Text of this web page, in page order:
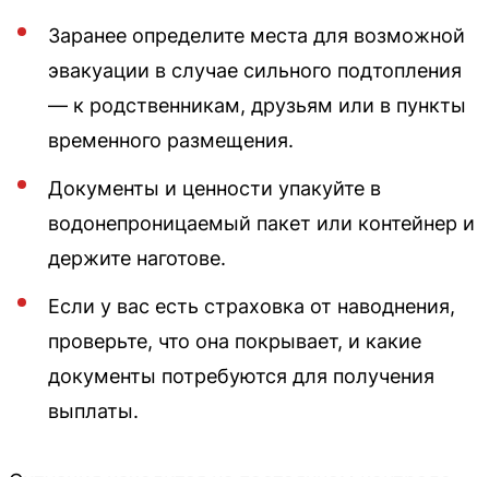
Заранее определите места для возможной
эвакуации в случае сильного подтопления
— к родственникам, друзьям или в пункты
временного размещения.
Документы и ценности упакуйте в
водонепроницаемый пакет или контейнер и
держите наготове.
Если у вас есть страховка от наводнения,
проверьте, что она покрывает, и какие
документы потребуются для получения
выплаты.